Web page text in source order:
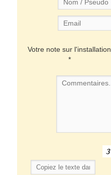
Votre note sur l'installation
*